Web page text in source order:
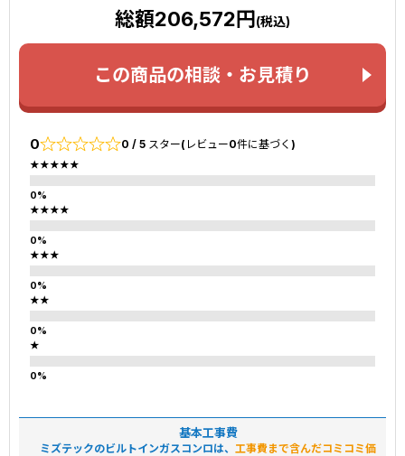
総額206,572円(税込)
この商品の相談・お見積り
0 0 / 5 スター(レビュー0件に基づく)
★★★★★
★★★★
★★★
★★
★
基本工事費
ミズテックのビルトインガスコンロは、 工事費まで含んだコミコミ価